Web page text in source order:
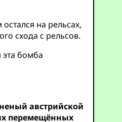
на рельсах,
схода с рельсов.
эта бомба
австрийской
перемещённых